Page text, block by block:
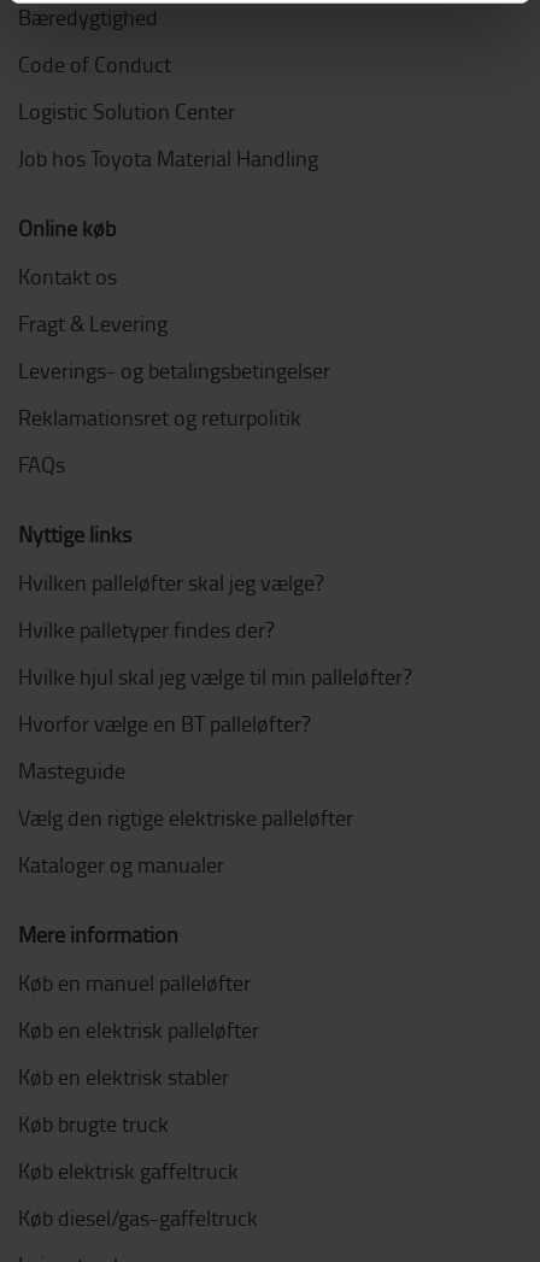
Bæredygtighed
Code of Conduct
Logistic Solution Center
Job hos Toyota Material Handling
Online køb
Kontakt os
Fragt & Levering
Leverings- og betalingsbetingelser
Reklamationsret og returpolitik
FAQs
Nyttige links
Hvilken palleløfter skal jeg vælge?
Hvilke palletyper findes der?
Hvilke hjul skal jeg vælge til min palleløfter?
Hvorfor vælge en BT palleløfter?
Masteguide
Vælg den rigtige elektriske palleløfter
Kataloger og manualer
Mere information
Køb en manuel palleløfter
Køb en elektrisk palleløfter
Køb en elektrisk stabler
Køb brugte truck
Køb elektrisk gaffeltruck
Køb diesel/gas-gaffeltruck